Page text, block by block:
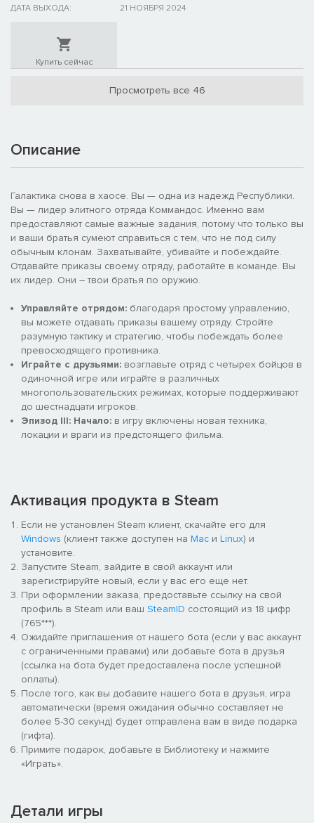
ДАТА ВЫХОДА:
21 НОЯБРЯ 2024
Купить сейчас
Просмотреть все 46
Описание
Галактика снова в хаосе. Вы — одна из надежд Республики.
Вы — лидер элитного отряда Коммандос. Именно вам
предоставляют самые важные задания, потому что только вы
и ваши братья сумеют справиться с тем, что не под силу
обычным клонам. Захватывайте, убивайте и побеждайте.
Отдавайте приказы своему отряду, работайте в команде. Вы
их лидер. Они – твои братья по оружию.
Управляйте отрядом: благодаря простому управлению,
вы можете отдавать приказы вашему отряду. Стройте
разумную тактику и стратегию, чтобы побеждать более
превосходящего противника.
Играйте с друзьями: возглавьте отряд с четырех бойцов в
одиночной игре или играйте в различных
многопользовательских режимах, которые поддерживают
до шестнадцати игроков.
Эпизод III: Начало: в игру включены новая техника,
локации и враги из предстоящего фильма.
Активация продукта в Steam
Если не установлен Steam клиент, скачайте его для
Windows (клиент также доступен на Mac и Linux) и
установите.
Запустите Steam, зайдите в свой аккаунт или
зарегистрируйте новый, если у вас его еще нет.
При оформлении заказа, предоставьте ссылку на свой
профиль в Steam или ваш SteamID состоящий из 18 цифр
(765***).
Ожидайте приглашения от нашего бота (если у вас аккаунт
с ограниченными правами) или добавьте бота в друзья
(ссылка на бота будет предоставлена после успешной
оплаты).
После того, как вы добавите нашего бота в друзья, игра
автоматически (время ожидания обычно составляет не
более 5-30 секунд) будет отправлена вам в виде подарка
(гифта).
Примите подарок, добавьте в Библиотеку и нажмите
«Играть».
Детали игры